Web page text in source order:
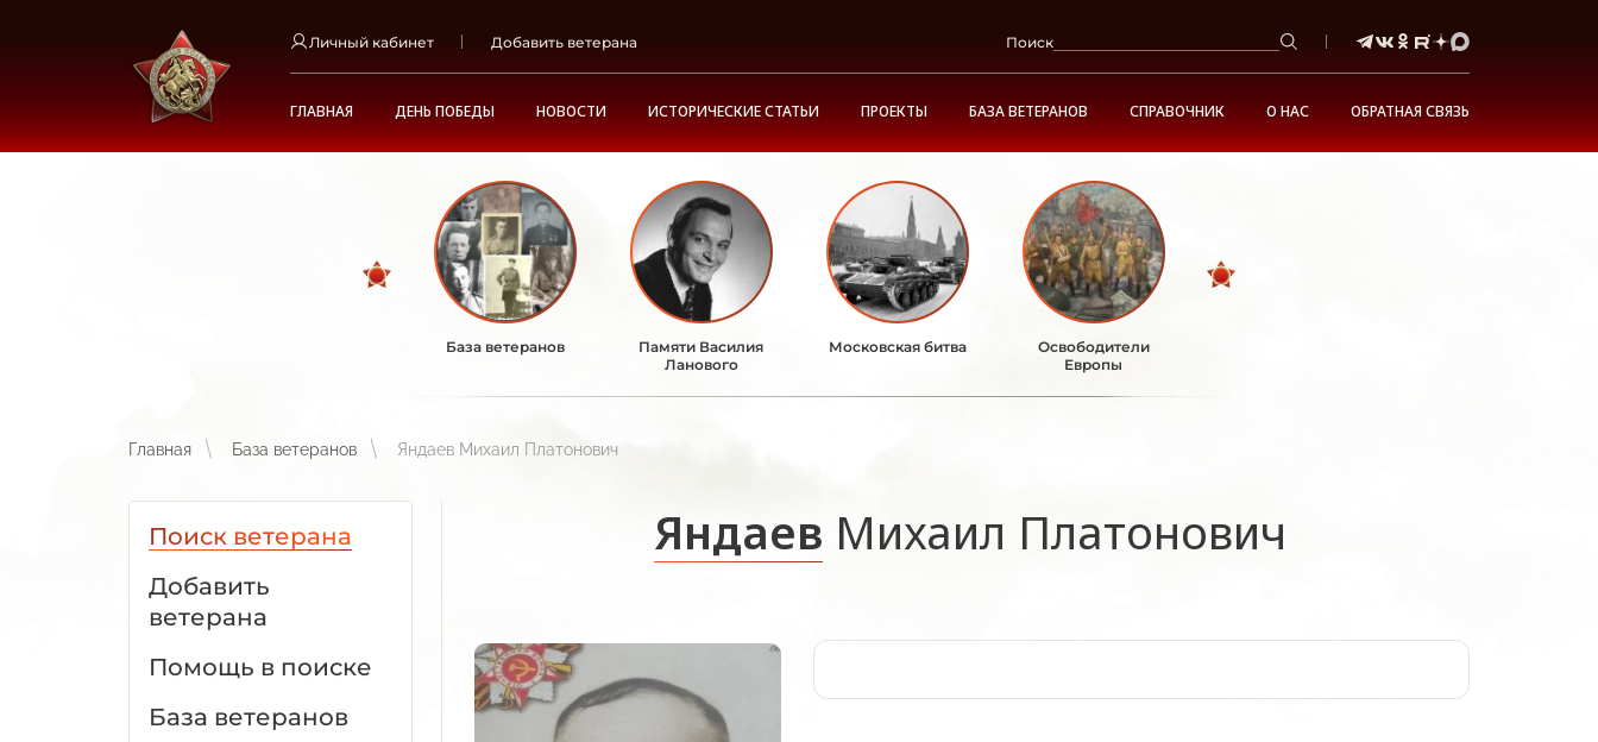
Личный кабинет Добавить ветерана Поиск
ГЛАВНАЯ ДЕНЬ ПОБЕДЫ НОВОСТИ ИСТОРИЧЕСКИЕ СТАТЬИ ПРОЕКТЫ БАЗА ВЕТЕРАНОВ СПРАВОЧНИК О НАС ОБРАТНАЯ СВЯЗЬ
База ветеранов
Памяти Василия
Ланового
Московская битва
Освободители
Европы
Главная База ветеранов Яндаев Михаил Платонович
Поиск ветерана
Добавить
ветерана
Помощь в поиске
База ветеранов
Яндаев Михаил Платонович